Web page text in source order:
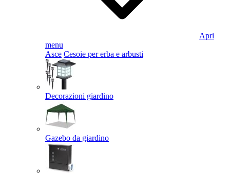
Apri
menu
Asce Cesoie per erba e arbusti
Decorazioni giardino
Gazebo da giardino